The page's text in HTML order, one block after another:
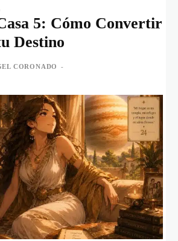
5: Cómo Convertir
Destino
CORONADO -